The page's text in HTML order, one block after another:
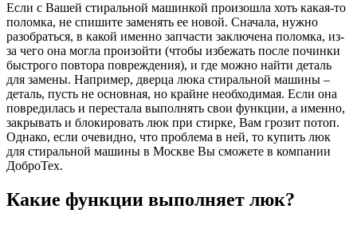
Если с Вашей стиральной машинкой произошла хоть какая-то
поломка, не спишите заменять ее новой. Сначала, нужно
разобраться, в какой именно запчасти заключена поломка, из-
за чего она могла произойти (чтобы избежать после починки
быстрого повтора повреждения), и где можно найти деталь
для замены. Например, дверца люка стиральной машины –
деталь, пусть не основная, но крайне необходимая. Если она
повредилась и перестала выполнять свои функции, а именно,
закрывать и блокировать люк при стирке, Вам грозит потоп.
Однако, если очевидно, что проблема в ней, то купить люк
для стиральной машины в Москве Вы сможете в компании
ДоброТех.
Какие функции выполняет люк?